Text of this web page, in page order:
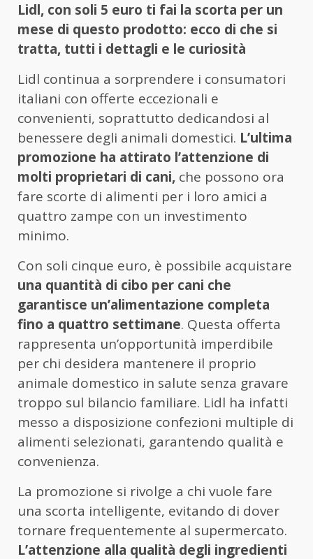
Lidl, con soli 5 euro ti fai la scorta per un
mese di questo prodotto: ecco di che si
tratta, tutti i dettagli e le curiosità
Lidl continua a sorprendere i consumatori
italiani con offerte eccezionali e
convenienti, soprattutto dedicandosi al
benessere degli animali domestici. L’ultima
promozione ha attirato l’attenzione di
molti proprietari di cani, che possono ora
fare scorte di alimenti per i loro amici a
quattro zampe con un investimento
minimo.
Con soli cinque euro, è possibile acquistare
una quantità di cibo per cani che
garantisce un’alimentazione completa
fino a quattro settimane. Questa offerta
rappresenta un’opportunità imperdibile
per chi desidera mantenere il proprio
animale domestico in salute senza gravare
troppo sul bilancio familiare. Lidl ha infatti
messo a disposizione confezioni multiple di
alimenti selezionati, garantendo qualità e
convenienza.
La promozione si rivolge a chi vuole fare
una scorta intelligente, evitando di dover
tornare frequentemente al supermercato.
L’attenzione alla qualità degli ingredienti